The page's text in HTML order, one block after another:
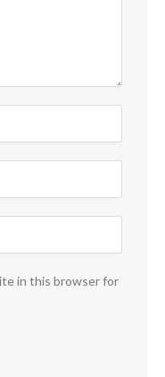
in this browser for